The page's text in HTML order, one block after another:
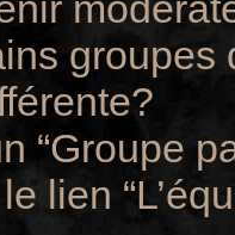
groupes
“Groupe
lien